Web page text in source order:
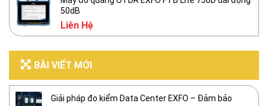
50dB
Liên Hệ
BÀI VIẾT MỚI
Giải pháp đo kiểm Data Center EXFO – Đảm bảo